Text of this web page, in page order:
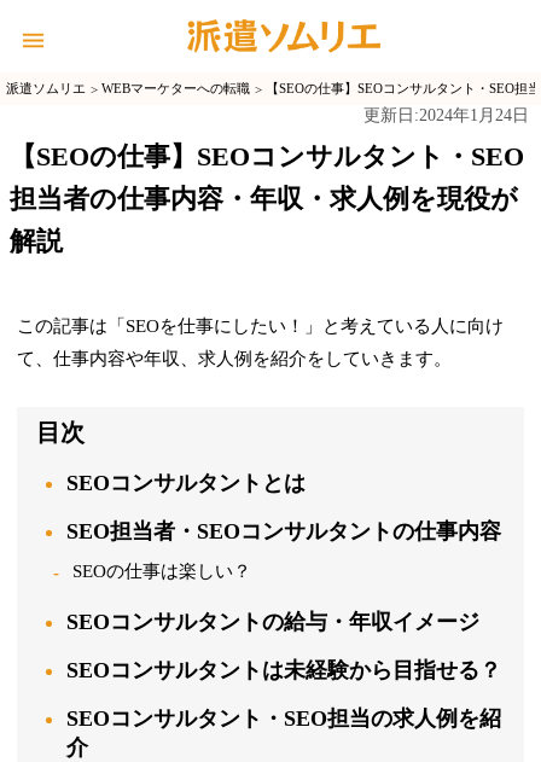
派遣ソムリエ WEBマーケターへの転職 【SEOの仕事】SEOコンサルタント・SEO
更新日:2024年1月24日
【SEOの仕事】SEOコンサルタント・SEO
担当者の仕事内容・年収・求人例を現役が
解説
この記事は「SEOを仕事にしたい！」と考えている人に向け
て、仕事内容や年収、求人例を紹介をしていきます。
目次
SEOコンサルタントとは
SEO担当者・SEOコンサルタントの仕事内容
SEOの仕事は楽しい？
SEOコンサルタントの給与・年収イメージ
SEOコンサルタントは未経験から目指せる？
SEOコンサルタント・SEO担当の求人例を紹
介